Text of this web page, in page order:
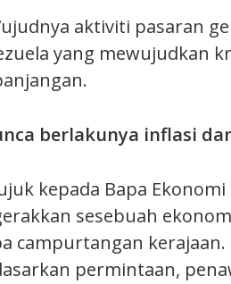
aktiviti pasaran
yang mewujudkan
berlakunya inflasi
kepada Bapa
sesebuah
campurtangan
permintaan,